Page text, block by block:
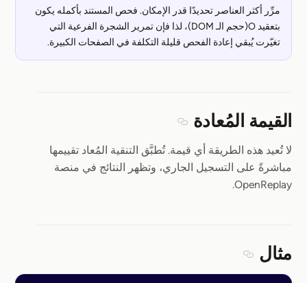
مرِّر أكثر العناصر تحديدًا قدر الإمكان. فحص المستند بأكمله يكون
بتعقيد O(حجم الـ DOM)، لذا فإن تمرير الشجرة الفرعية التي
تغيّرت يُبقي إعادة الفحص قليلة التكلفة في الصفحات الكبيرة.
القيمة المُعادة
لا تُعيد هذه الطريقة أي قيمة. تُطبَّق التنقية المُعاد تقييمها
مباشرةً على التسجيل الجاري، وتظهر النتائج في منصة
OpenReplay.
مثال